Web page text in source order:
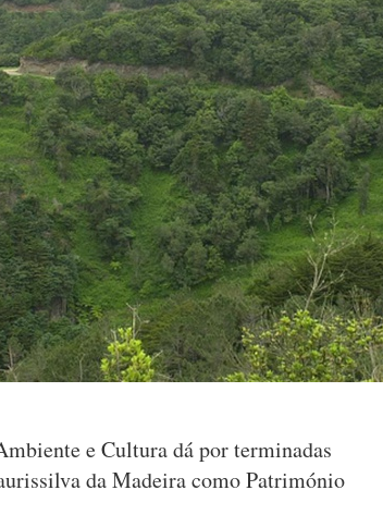
e Cultura dá por terminadas
da Madeira como Património